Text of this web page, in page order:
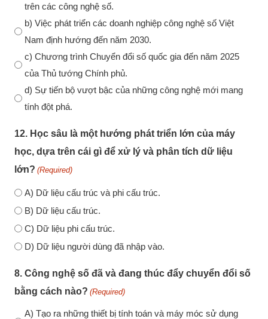
trên các công nghệ số.
b) Việc phát triển các doanh nghiệp công nghệ số Việt
Nam định hướng đến năm 2030.
c) Chương trình Chuyển đổi số quốc gia đến năm 2025
của Thủ tướng Chính phủ.
d) Sự tiến bộ vượt bậc của những công nghệ mới mang
tính đột phá.
12. Học sâu là một hướng phát triển lớn của máy
học, dựa trên cái gì để xử lý và phân tích dữ liệu
lớn? (Required)
A) Dữ liệu cấu trúc và phi cấu trúc.
B) Dữ liệu cấu trúc.
C) Dữ liệu phi cấu trúc.
D) Dữ liệu người dùng đã nhập vào.
8. Công nghệ số đã và đang thúc đẩy chuyển đổi số
bằng cách nào? (Required)
A) Tạo ra những thiết bị tính toán và máy móc sử dụng